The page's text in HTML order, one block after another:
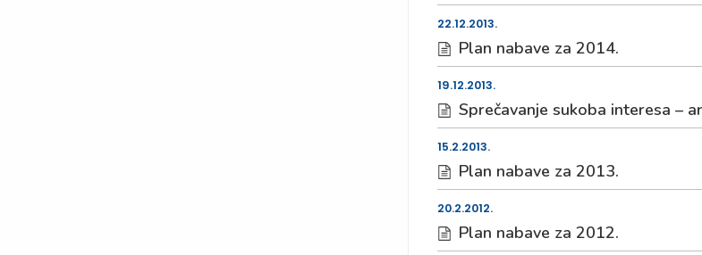
22.12.2013.
Plan nabave za 2014.
19.12.2013.
Sprečavanje sukoba interesa –
15.2.2013.
Plan nabave za 2013.
20.2.2012.
Plan nabave za 2012.